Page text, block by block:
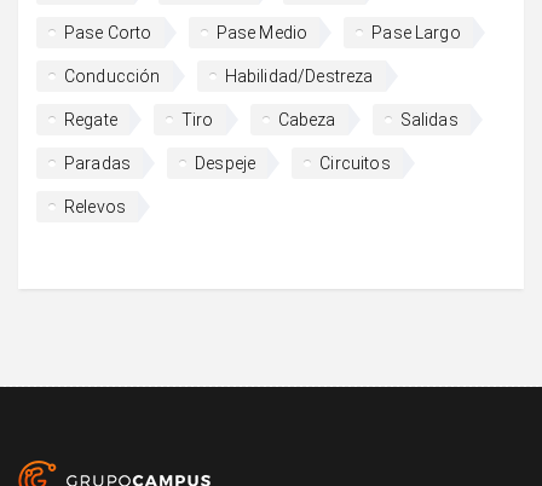
Pase Corto Pase Medio Pase Largo
Conducción Habilidad/Destreza
Regate Tiro Cabeza Salidas
Paradas Despeje Circuitos
Relevos